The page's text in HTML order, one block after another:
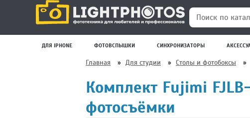
Поиск по
ДЛЯ IPHONE ФОТОВСПЫШКИ СИНХРОНИЗАТОРЫ
Главная » Для студии » Столы и фотобоксы »
Комплект Fujimi
фотосъёмки